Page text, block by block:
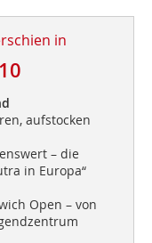
in
aufstocken
– die
in Europa“
Open – von